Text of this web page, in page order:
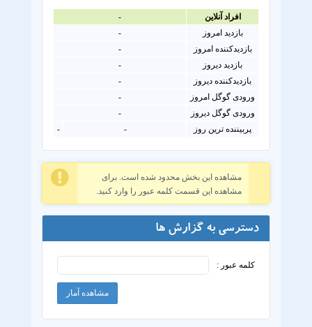
افراد آنلاين
-
بازدید امروز
-
بازدیدکننده امروز
-
بازدید دیروز
-
بازدیدکننده دیروز
-
ورودی گوگل امروز
-
ورودی گوگل دیروز
-
پربیننده ترین روز
-
-
مشاهده این بخش محدود شده است. برای
مشاهده این قسمت کلمه عبور را وارد کنید.
دسترسی به گزارش ها
کلمه عبور :